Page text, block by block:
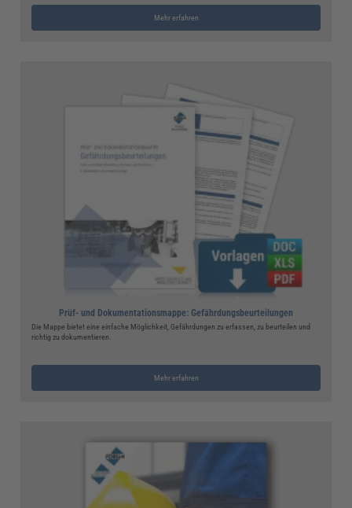
Mehr erfahren
Prüf- und Dokumentationsmappe: Gefährdungsbeurteilungen
Die Mappe bietet eine einfache Möglichkeit, Gefährdungen zu erfassen, zu beurteilen und
richtig zu dokumentieren.
Mehr erfahren